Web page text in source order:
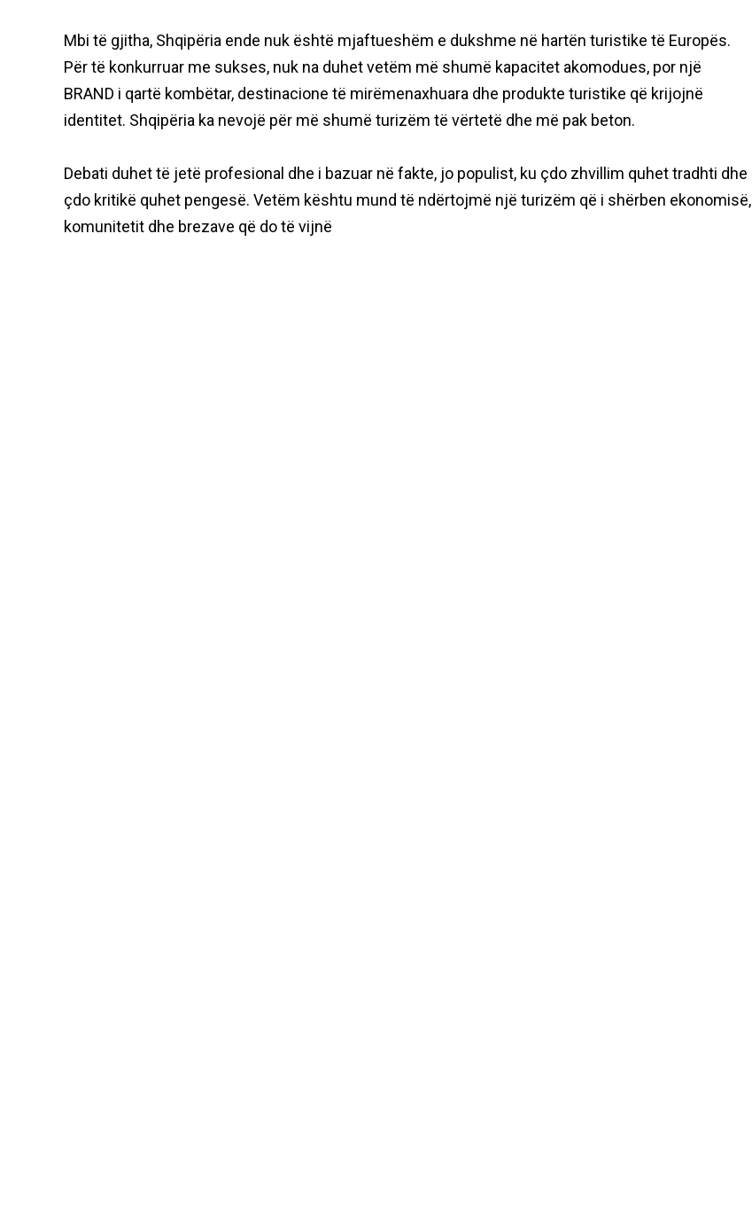
Mbi të gjitha, Shqipëria ende nuk është mjaftueshëm e dukshme në hartën turistike të Europës.
Për të konkurruar me sukses, nuk na duhet vetëm më shumë kapacitet akomodues, por një
BRAND i qartë kombëtar, destinacione të mirëmenaxhuara dhe produkte turistike që krijojnë
identitet. Shqipëria ka nevojë për më shumë turizëm të vërtetë dhe më pak beton.
Debati duhet të jetë profesional dhe i bazuar në fakte, jo populist, ku çdo zhvillim quhet tradhti dhe
çdo kritikë quhet pengesë. Vetëm kështu mund të ndërtojmë një turizëm që i shërben ekonomisë,
komunitetit dhe brezave që do të vijnë